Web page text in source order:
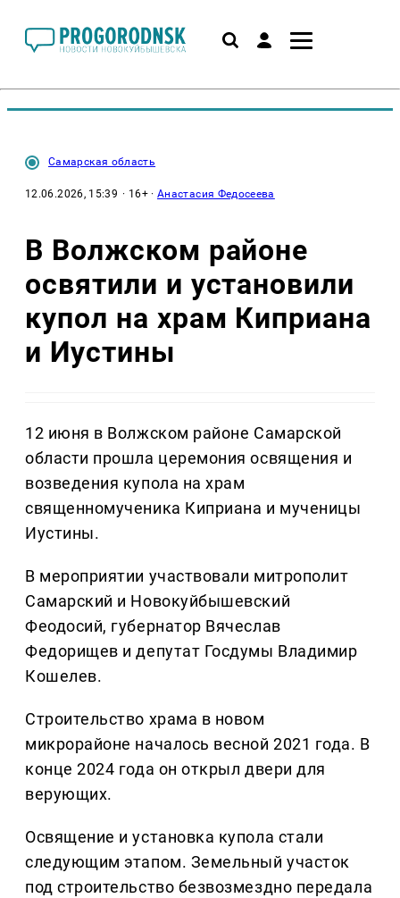
Самарская область
12.06.2026, 15:39 · 16+ ·Анастасия Федосеева
В Волжском районе
освятили и установили
купол на храм Киприана
и Иустины
12 июня в Волжском районе Самарской
области прошла церемония освящения и
возведения купола на храм
священномученика Киприана и мученицы
Иустины.
В мероприятии участвовали митрополит
Самарский и Новокуйбышевский
Феодосий, губернатор Вячеслав
Федорищев и депутат Госдумы Владимир
Кошелев.
Строительство храма в новом
микрорайоне началось весной 2021 года. В
конце 2024 года он открыл двери для
верующих.
Освящение и установка купола стали
следующим этапом. Земельный участок
под строительство безвозмездно передала